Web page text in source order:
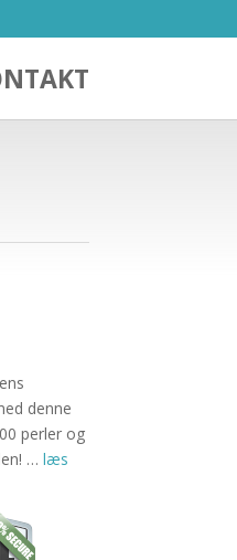
denne
perler og
… læs